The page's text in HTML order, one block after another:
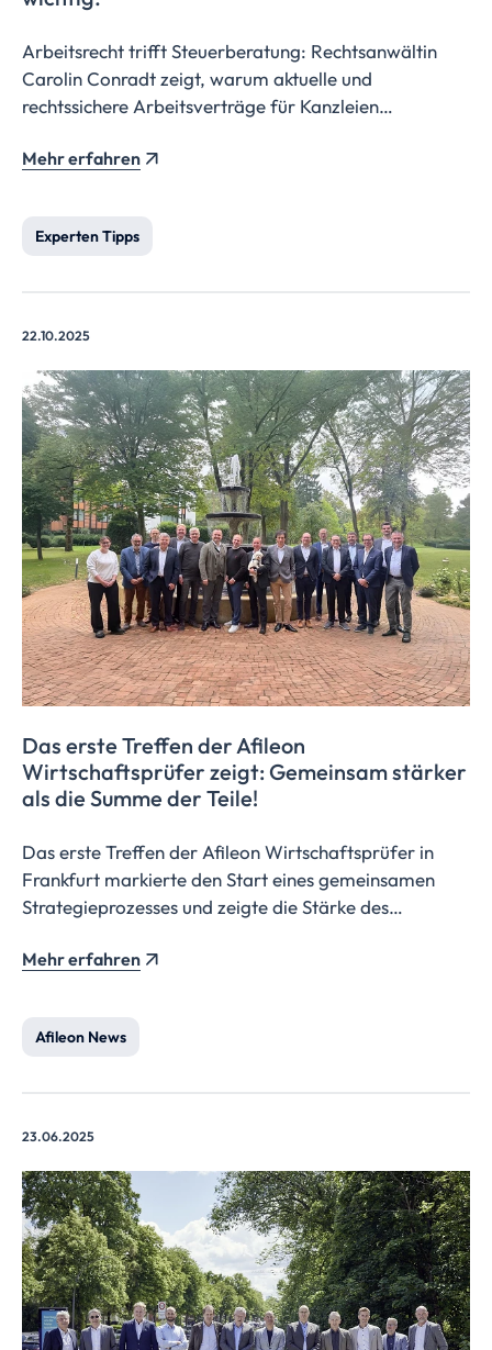
Arbeitsrecht trifft Steuerberatung: Rechtsanwältin
Carolin Conradt zeigt, warum aktuelle und
rechtssichere Arbeitsverträge für Kanzleien
wenn Steuer-, Prüfungs- und Rechtsexpertise im
Mehr erfahren
Experten Tipps
22.10.2025
Das erste Treffen der Afileon
Wirtschaftsprüfer zeigt: Gemeinsam stärker
als die Summe der Teile!
Das erste Treffen der Afileon Wirtschaftsprüfer in
Frankfurt markierte den Start eines gemeinsamen
Strategieprozesses und zeigte die Stärke des
Erfahrung und ein starkes Gemeinschaftsgefühl als
Mehr erfahren
Afileon News
23.06.2025